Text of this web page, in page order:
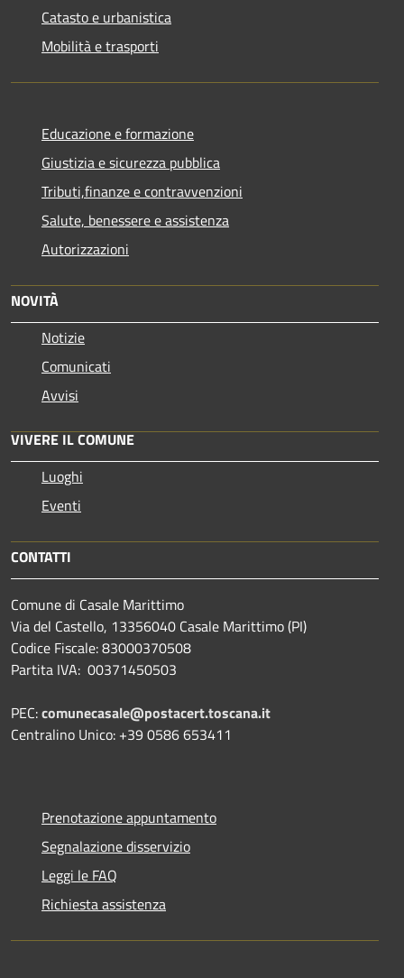
Catasto e urbanistica
Mobilità e trasporti
Educazione e formazione
Giustizia e sicurezza pubblica
Tributi,finanze e contravvenzioni
Salute, benessere e assistenza
Autorizzazioni
NOVITÀ
Notizie
Comunicati
Avvisi
VIVERE IL COMUNE
Luoghi
Eventi
CONTATTI
Comune di Casale Marittimo
Via del Castello, 13356040 Casale Marittimo (PI)
Codice Fiscale: 83000370508
Partita IVA: 00371450503
PEC:comunecasale@postacert.toscana.it
Centralino Unico: +39 0586 653411
Prenotazione appuntamento
Segnalazione disservizio
Leggi le FAQ
Richiesta assistenza